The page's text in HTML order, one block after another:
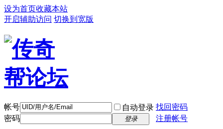
设为首页收藏本站
开启辅助访问 切换到宽版
帐号 自动登录 找回密码
密码
登录 注册帐号